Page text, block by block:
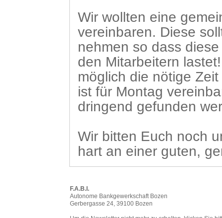
Wir wollten eine
vereinbaren. Diese
nehmen so dass
den Mitarbeitern
möglich die nötige
ist für Montag
dringend gefunden
Wir bitten Euch noch
hart an einer guten,
F.A.B.I.
Autonome Bankgewerkschaft Bozen
Gerbergasse 24, 39100 Bozen